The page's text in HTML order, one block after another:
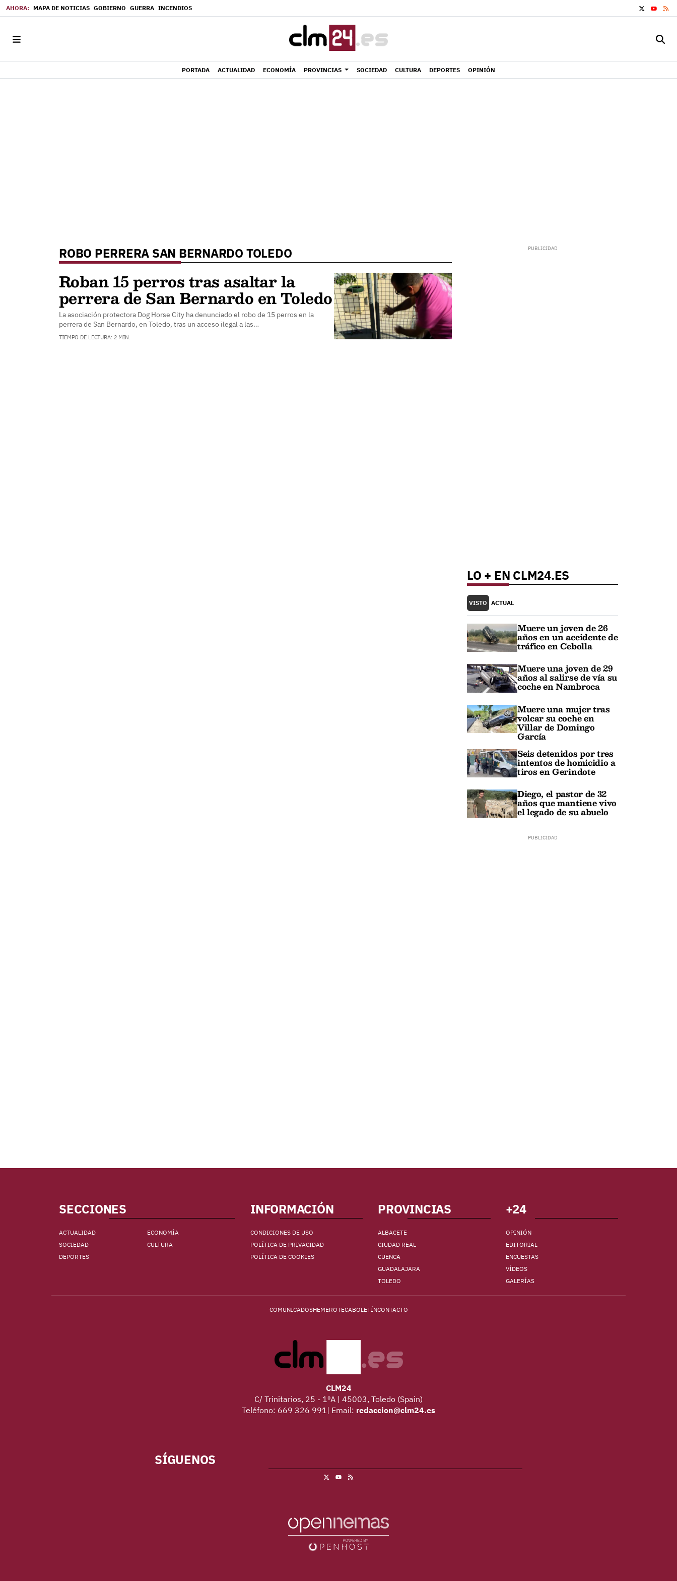
MAPA DE NOTICIAS GOBIERNO GUERRA INCENDIOS
YOUTUBE
PORTADA ACTUALIDAD ECONOMÍA PROVINCIAS SOCIEDAD CULTURA DEPORTES OPINIÓN
ROBO PERRERA SAN BERNARDO TOLEDO
Roban 15 perros tras asaltar la
perrera de San Bernardo en Toledo
La asociación protectora Dog Horse City ha denunciado el robo de 15 perros en la
perrera de San Bernardo, en Toledo, tras un acceso ilegal a las…
TIEMPO DE LECTURA: 2 MIN.
LO + EN CLM24.ES
VISTO ACTUAL
Muere un joven de 26
años en un accidente de
tráfico en Cebolla
Muere una joven de 29
años al salirse de vía su
coche en Nambroca
Muere una mujer tras
volcar su coche en
Villar de Domingo
García
Seis detenidos por tres
intentos de homicidio a
tiros en Gerindote
Diego, el pastor de 32
años que mantiene vivo
el legado de su abuelo
SECCIONES
ACTUALIDAD
ECONOMÍA
SOCIEDAD
CULTURA
DEPORTES
INFORMACIÓN
CONDICIONES DE USO
POLÍTICA DE PRIVACIDAD
POLÍTICA DE COOKIES
PROVINCIAS
ALBACETE
CIUDAD REAL
CUENCA
GUADALAJARA
TOLEDO
+24
OPINIÓN
EDITORIAL
ENCUESTAS
VÍDEOS
GALERÍAS
COMUNICADOSHEMEROTECABOLETÍNCONTACTO
CLM24
C/ Trinitarios, 25 - 1ºA | 45003, Toledo (Spain)
Teléfono: 669 326 991| Email: redaccion@clm24.es
SÍGUENOS